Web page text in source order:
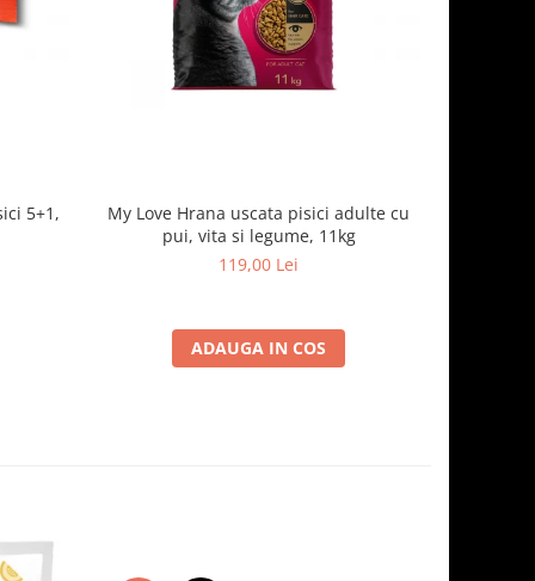
5+1,
My Love Hrana uscata pisici adulte cu
pui, vita si legume, 11kg
119,00 Lei
ADAUGA IN COS